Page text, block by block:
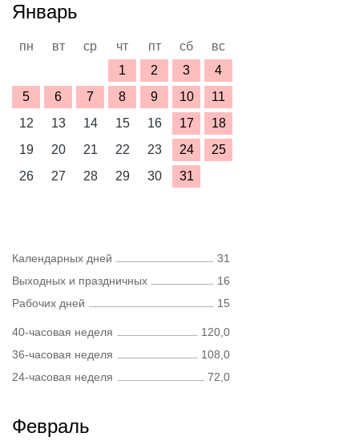
Январь
пн вт ср чт пт сб
вс
1
2 3
4
5
6 7 8 9 10
11
12
13 14 15 16 17
18
19
20 21 22 23 24
25
26
27 28 29 30 31
Календарных дней
31
Выходных и праздничных
16
Рабочих дней
15
40-часовая неделя
120,0
36-часовая неделя
108,0
24-часовая неделя
72,0
Февраль